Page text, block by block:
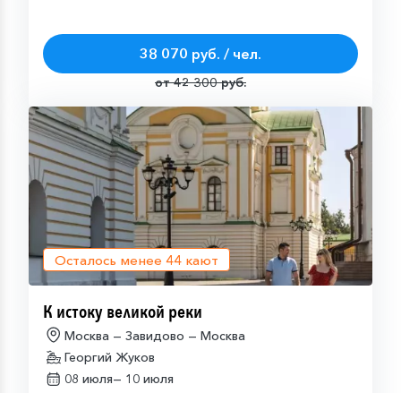
38 070 руб. / чел.
от 42 300 руб.
Осталось менее 44 кают
К истоку великой реки
Москва — Завидово — Москва
Георгий Жуков
08 июля— 10 июля